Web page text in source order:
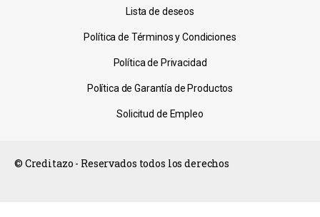
Lista de deseos
Política de Términos y Condiciones
Política de Privacidad
Política de Garantía de Productos
Solicitud de Empleo
© Creditazo - Reservados todos los derechos